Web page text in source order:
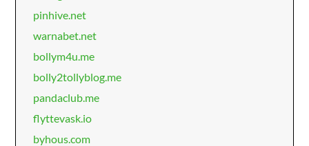
pinhive.net
warnabet.net
bollym4u.me
bolly2tollyblog.me
pandaclub.me
flyttevask.io
byhous.com